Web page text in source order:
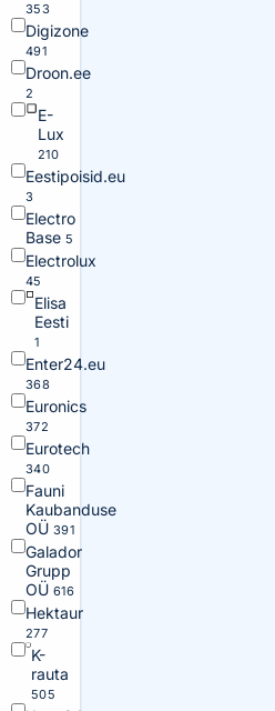
353
Digizone
491
Droon.ee
2
E-
Lux
210
Eestipoisid.eu
3
Electro
Base 5
Electrolux
45
Elisa
Eesti
1
Enter24.eu
368
Euronics
372
Eurotech
340
Fauni
Kaubanduse
OÜ 391
Galador
Grupp
OÜ 616
Hektaur
277
K-
rauta
505